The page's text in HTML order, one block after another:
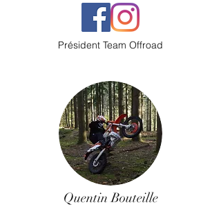
Président Team Offroad
Quentin Bouteille